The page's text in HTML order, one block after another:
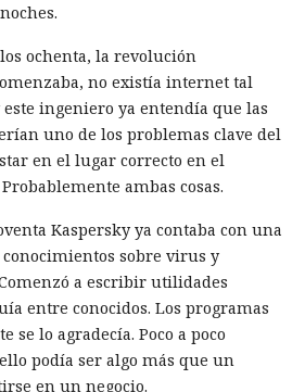
ochenta, la revolución
no existía internet tal
este ingeniero ya entendía que las
uno de los problemas clave del
en el lugar correcto en el
ambas cosas.
Kaspersky ya contaba con una
sobre virus y
a escribir utilidades
entre conocidos. Los programas
se lo agradecía. Poco a poco
podía ser algo más que un
en un negocio.